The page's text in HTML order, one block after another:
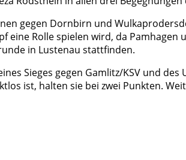
gegen Dornbirn und
Rolle spielen wird, da
in Lustenau stattfinden.
Sieges gegen Gamlitz/KSV und
ist, halten sie bei zwei Punkten.